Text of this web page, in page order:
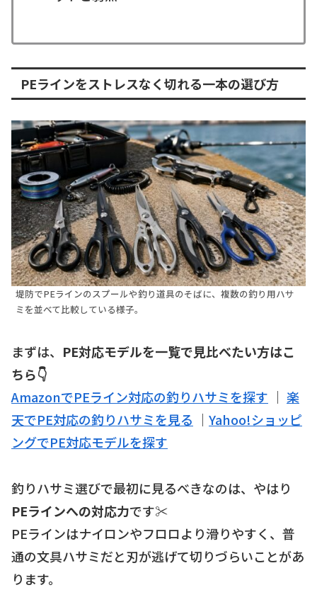
PEラインをストレスなく切れる一本の選び方
堤防でPEラインのスプールや釣り道具のそばに、複数の釣り用ハサ
ミを並べて比較している様子。
まずは、 PE対応モデルを一覧で見比べたい方はこ
ちら👇
AmazonでPEライン対応の釣りハサミを探す ｜ 楽
天でPE対応の釣りハサミを見る ｜ Yahoo!ショッピ
ングでPE対応モデルを探す
釣りハサミ選びで最初に見るべきなのは、やはり
PEラインへの対応力です✂️
PEラインはナイロンやフロロより滑りやすく、普
通の文具ハサミだと刃が逃げて切りづらいことがあ
ります。